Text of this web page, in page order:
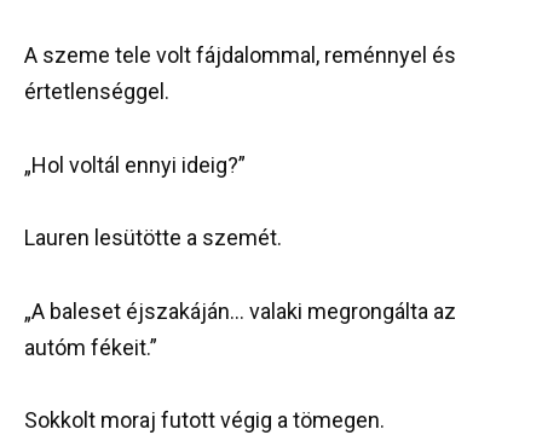
A szeme tele volt fájdalommal, reménnyel és
értetlenséggel.
„Hol voltál ennyi ideig?”
Lauren lesütötte a szemét.
„A baleset éjszakáján… valaki megrongálta az
autóm fékeit.”
Sokkolt moraj futott végig a tömegen.